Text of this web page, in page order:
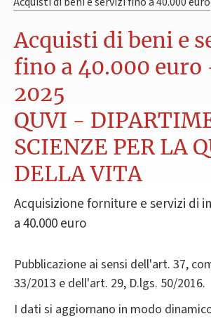
Acquisti di beni e
fino a 40.000 euro
2025
QUVI -
SCIENZE PER LA
DELLA VITA
Acquisizione forniture e servizi di
a 40.000 euro
Pubblicazione ai sensi dell'art. 37,
33/2013 e dell'art. 29, D.lgs. 50/2016.
I dati si aggiornano in modo